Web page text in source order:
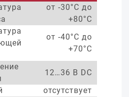
от -30°С до
+80°С
от -40°С до
+70°С
12…36 В DC
отсутствует